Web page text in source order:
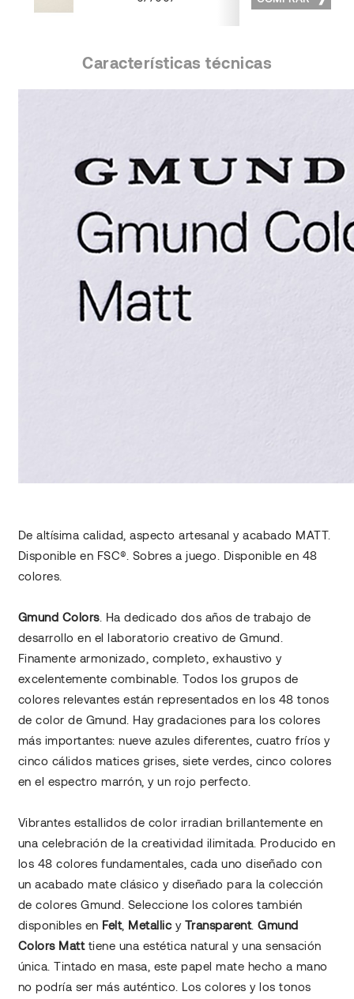
Matt 07
Características técnicas
De altísima calidad, aspecto artesanal y acabado MATT.
Disponible en FSC®. Sobres a juego. Disponible en 48
colores.
Gmund Colors. Ha dedicado dos años de trabajo de
desarrollo en el laboratorio creativo de Gmund.
Finamente armonizado, completo, exhaustivo y
excelentemente combinable. Todos los grupos de
colores relevantes están representados en los 48 tonos
de color de Gmund. Hay gradaciones para los colores
más importantes: nueve azules diferentes, cuatro fríos y
cinco cálidos matices grises, siete verdes, cinco colores
en el espectro marrón, y un rojo perfecto.
Vibrantes estallidos de color irradian brillantemente en
una celebración de la creatividad ilimitada. Producido en
los 48 colores fundamentales, cada uno diseñado con
un acabado mate clásico y diseñado para la colección
de colores Gmund. Seleccione los colores también
disponibles en Felt, Metallicy Transparent.Gmund
Colors Matttiene una estética natural y una sensación
única. Tintado en masa, este papel mate hecho a mano
no podría ser más auténtico. Los colores y los tonos